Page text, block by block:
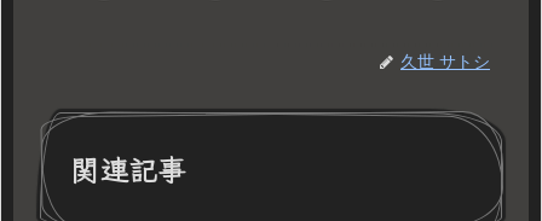
久世 サトシ
関連記事